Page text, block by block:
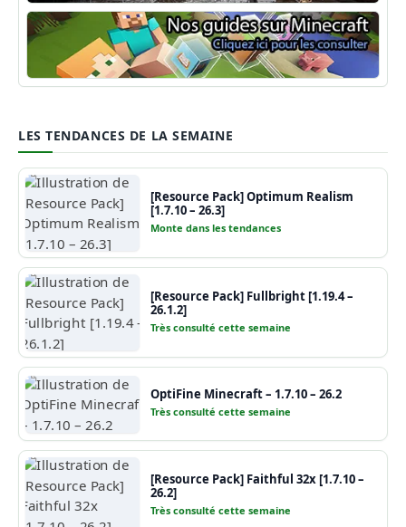
Guide Minecraft
LES TENDANCES DE LA SEMAINE
[Resource Pack] Optimum Realism
[1.7.10 – 26.3]
Monte dans les tendances
[Resource Pack] Fullbright [1.19.4 –
26.1.2]
Très consulté cette semaine
OptiFine Minecraft – 1.7.10 – 26.2
Très consulté cette semaine
[Resource Pack] Faithful 32x [1.7.10 –
26.2]
Très consulté cette semaine